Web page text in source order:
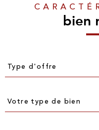
bien
d'offre
Type d'offre
de
bien
Votre type de bien